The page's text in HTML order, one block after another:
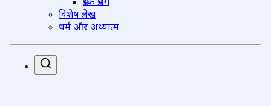
प्रेरक प्रसंग
विशेष लेख
धर्म और अध्यात्म